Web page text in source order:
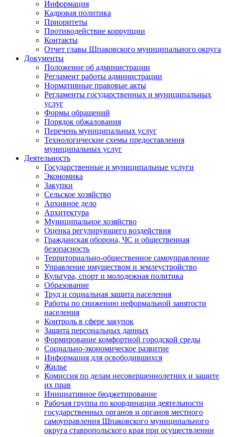
Информация
Кадровая политика
Приоритеты
Противодействие коррупции
Контакты
Отчет главы Шпаковского муниципального округа
Документы
Положение об администрации
Регламент работы администрации
Нормативные правовые акты
Регламенты государственных и муниципальных
услуг
Формы обращений
Порядок обжалования
Перечень муниципальных услуг
Технологические схемы предоставления
муниципальных услуг
Деятельность
Государственные и муниципальные услуги
Экономика
Закупки
Сельское хозяйство
Архивное дело
Архитектура
Муниципальное хозяйство
Оценка регулирующего воздействия
Гражданская оборона, ЧС и общественная
безопасность
Территориально-общественное самоуправление
Управление имуществом и землеустройство
Культура, спорт и молодежная политика
Образование
Труд и социальная защита населения
Работы по снижению неформальной занятости
населения
Контроль в сфере закупок
Защита персональных данных
Формирование комфортной городской среды
Социально-экономическое развитие
Информация для освободившихся
Жилье
Комиссия по делам несовершеннолетних и защите
их прав
Инициативное бюджетирование
Рабочая группа по координации деятельности
государственных органов и органов местного
самоуправления Шпаковского муниципального
округа ставропольского края при осуществлении